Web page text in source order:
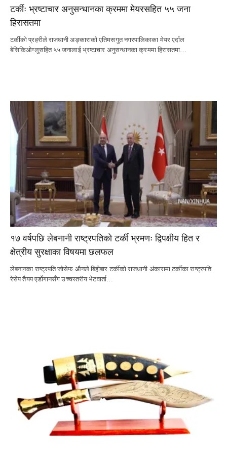
टर्कीः भ्रष्टाचार अनुसन्धानका क्रममा मेयरसहित ५५ जना
हिरासतमा
टर्कीको प्रहरीले राजधानी अङ्काराको एतिमसगुत नगरपालिकाका मेयर एर्दाल
बेसिकिओग्लुसहित ५५ जनालाई भ्रष्टाचार अनुसन्धानका क्रममा हिरासतमा…
१७ वर्षपछि लेबनानी राष्ट्रपतिको टर्की भ्रमणः द्विपक्षीय हित र
क्षेत्रीय सुरक्षाका विषयमा छलफल
लेबनानका राष्ट्रपति जोसेफ औनले बिहीबार टर्कीको राजधानी अंकारामा टर्कीका राष्ट्रपति
रेसेप तैयप एर्डोगानसँग उच्चस्तरीय भेटवार्ता…